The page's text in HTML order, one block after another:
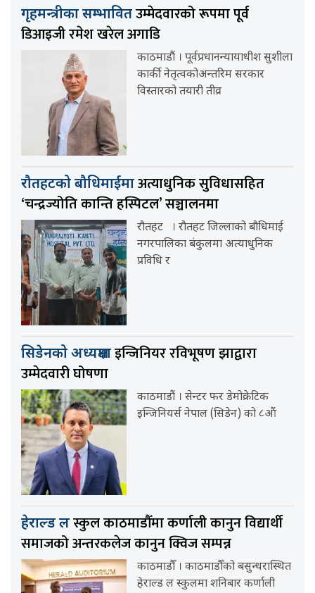
गृहमन्त्रीका सम्भावितउम्मेदवारको रूपमा पूर्व
डिआइजी रमेश खरेल अगाडि
काठमाडौं । पूर्वप्रधानन्यायाधीश सुशीला
कार्की नेतृत्वकोअन्तरिम सरकार
विस्तारको तयारी तीव्र
रौतहटको बौधिमाईमाअत्याधुनिक सुविधासहित
‘चन्द्रज्योति कान्ति हस्पिटल’ सञ्चालनमा
रौतहट । रौतहट जिल्लाको बौधिमाई
नगरपालिका बंकुलमा अत्याधुनिक
प्रविधि र
सिडेनको अध्यक्षमाइन्जिनियर रविभूषण झाद्वारा
उम्मेदवारी घोषणा
काठमाडौं । सेन्टर फर डेमोक्रेटिक
इन्जिनियर्स नेपाल (सिडेन) को ८औं
हेराल्ड लस्कुल काठमाडौँमा कर्णाली कानुन विद्यार्थी
समाजको अन्तरकलेज कानुन क्विज सम्पन्न
काठमाडौँ । काठमाडौँको बसुन्धरास्थित
हेराल्ड ल स्कुलमा शनिबार कर्णाली